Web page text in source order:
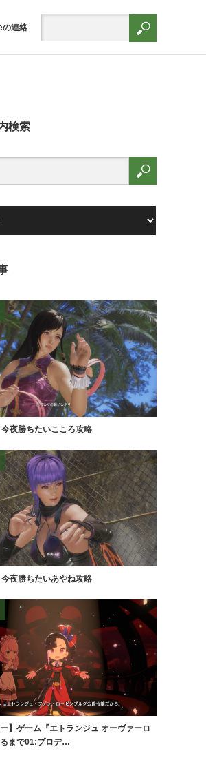
の連絡
検索
今夜勝ちたいこころ攻略
今夜勝ちたいあやね攻略
ー】ゲーム『エトランジュ オーヴァーロ
まで01:プロデ…